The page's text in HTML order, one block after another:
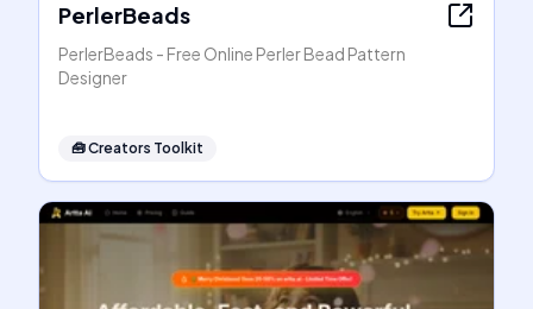
PerlerBeads
PerlerBeads - Free Online Perler Bead Pattern
Designer
🧰Creators Toolkit